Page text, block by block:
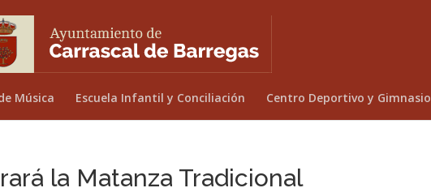
Música Escuela Infantil y Conciliación Centro Deportivo y Gimnasio
la Matanza Tradicional